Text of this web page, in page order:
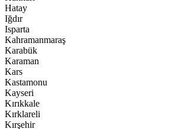
Hatay
Iğdır
Isparta
Kahramanmaraş
Karabük
Karaman
Kars
Kastamonu
Kayseri
Kırıkkale
Kırklareli
Kırşehir